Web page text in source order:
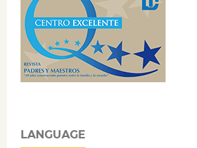
LANGUAGE